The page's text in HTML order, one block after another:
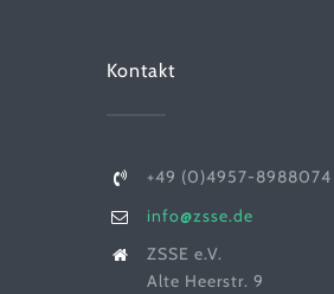
Kontakt
+49 (0)4957-8988074
info@zsse.de
ZSSE e.V.
Alte Heerstr. 9